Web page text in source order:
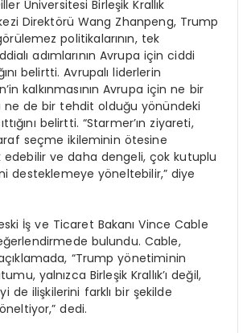
Üniversitesi Birleşik Krallık
Direktörü Wang Zhanpeng, Trump
politikalarının, tek
adımlarının Avrupa için ciddi
belirtti. Avrupalı liderlerin
kalkınmasının Avrupa için ne bir
de bir tehdit olduğu yönündeki
belirtti. “Starmer’ın ziyareti,
seçme ikileminin ötesine
ve daha dengeli, çok kutuplu
desteklemeye yöneltebilir,” diye
eski İş ve Ticaret Bakanı Vince Cable
bulundu. Cable,
açıklamada, “Trump yönetiminin
yalnızca Birleşik Krallık’ı değil,
de ilişkilerini farklı bir şekilde
dedi.